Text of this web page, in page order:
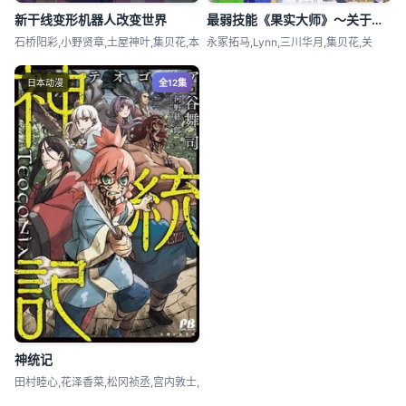
新干线变形机器人改变世界
石桥阳彩,小野贤章,土屋神叶,集贝花,本
最弱技能《果实大师》～关于能无限食用技能果实(吃了就会死)这件事～
永冢拓马,Lynn,三川华月,集贝花,关
日本动漫 全12集
神统记
田村睦心,花泽香菜,松冈祯丞,宫内敦士,